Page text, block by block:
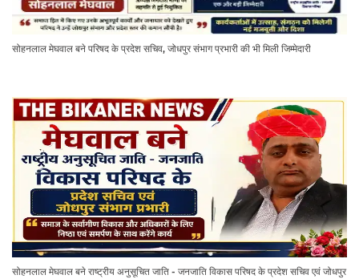
सोहनलाल मेघवाल बने परिषद के प्रदेश सचिव, जोधपुर संभाग प्रभारी की भी मिली जिम्मेदारी
सोहनलाल मेघवाल बने राष्ट्रीय अनुसूचित जाति - जनजाति विकास परिषद के प्रदेश सचिव एवं जोधपुर